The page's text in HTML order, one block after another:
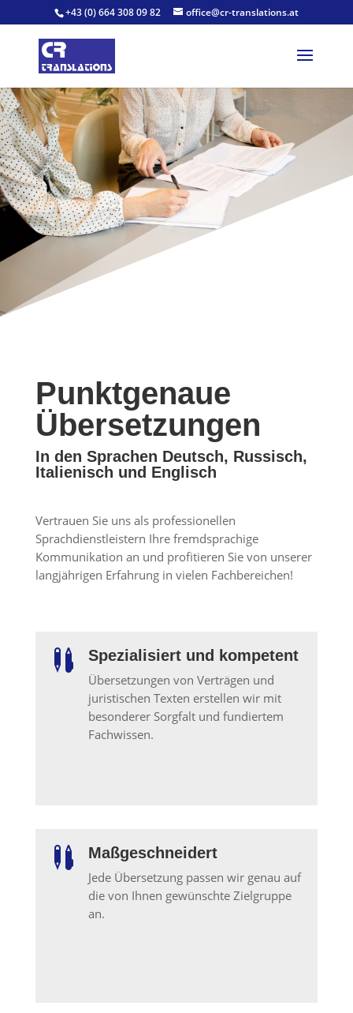
+43 (0) 664 308 09 82 office@cr-translations.at
Punktgenaue
Übersetzungen
In den Sprachen Deutsch, Russisch,
Italienisch und Englisch
Vertrauen Sie uns als professionellen
Sprachdienstleistern Ihre fremdsprachige
Kommunikation an und profitieren Sie von unserer
langjährigen Erfahrung in vielen Fachbereichen!
 Spezialisiert und kompetent
Übersetzungen von Verträgen und
juristischen Texten erstellen wir mit
besonderer Sorgfalt und fundiertem
Fachwissen.
 Maßgeschneidert
Jede Übersetzung passen wir genau auf
die von Ihnen gewünschte Zielgruppe
an.